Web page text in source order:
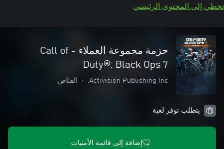
تخطي إلى المحتوى الرئيسي
حزمة مجموعة العملاء - Call of
Duty®: Black Ops 7
Activision Publishing Inc.
• القناص
يتطلب توفر لعبة
إضافة إلى قائمة الأمنيات